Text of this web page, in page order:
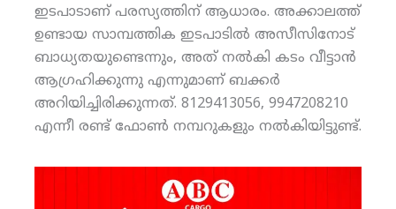
ഇടപാടാണ് പരസ്യത്തിന് ആധാരം. അക്കാലത്ത്
ഉണ്ടായ സാമ്പത്തിക ഇടപാടില്‍ അസീസിനോട്
ബാധ്യതയുണ്ടെന്നും, അത് നല്‍കി കടം വീട്ടാന്‍
ആഗ്രഹിക്കുന്നു എന്നുമാണ് ബക്കര്‍
അറിയിച്ചിരിക്കുന്നത്. 8129413056, 9947208210
എന്നീ രണ്ട് ഫോണ്‍ നമ്പറുകളും നല്‍കിയിട്ടുണ്ട്.